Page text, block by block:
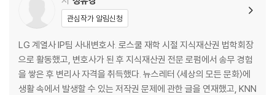
□저작권의 보호 기간은 제한되어 있다
7. 저작권 침해를 판단하는 기준
저작물에 ‘접근’해야 한다
‘실질적 유사성’이 있어야 한다
□결국, 법원까지 가봐야 안다
관심작가 알림신청
LG 계열사 IP팀 사내변호사. 로스쿨 재학 시절 지식재산권 법학회장
으로 활동했고, 변호사가 된 후 지식재산권 전문 로펌에서 송무 경험
을 쌓은 후 변리사 자격을 취득했다. 뉴스레터 〈세상의 모든 문화〉에
생활 속에서 발생할 수 있는 저작권 문제에 관한 글을 연재했고, KNN